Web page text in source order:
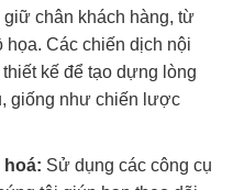
giữ chân khách hàng, từ
họa. Các chiến dịch nội
kế để tạo dựng lòng
giống như chiến lược
hoá: Sử dụng các công cụ